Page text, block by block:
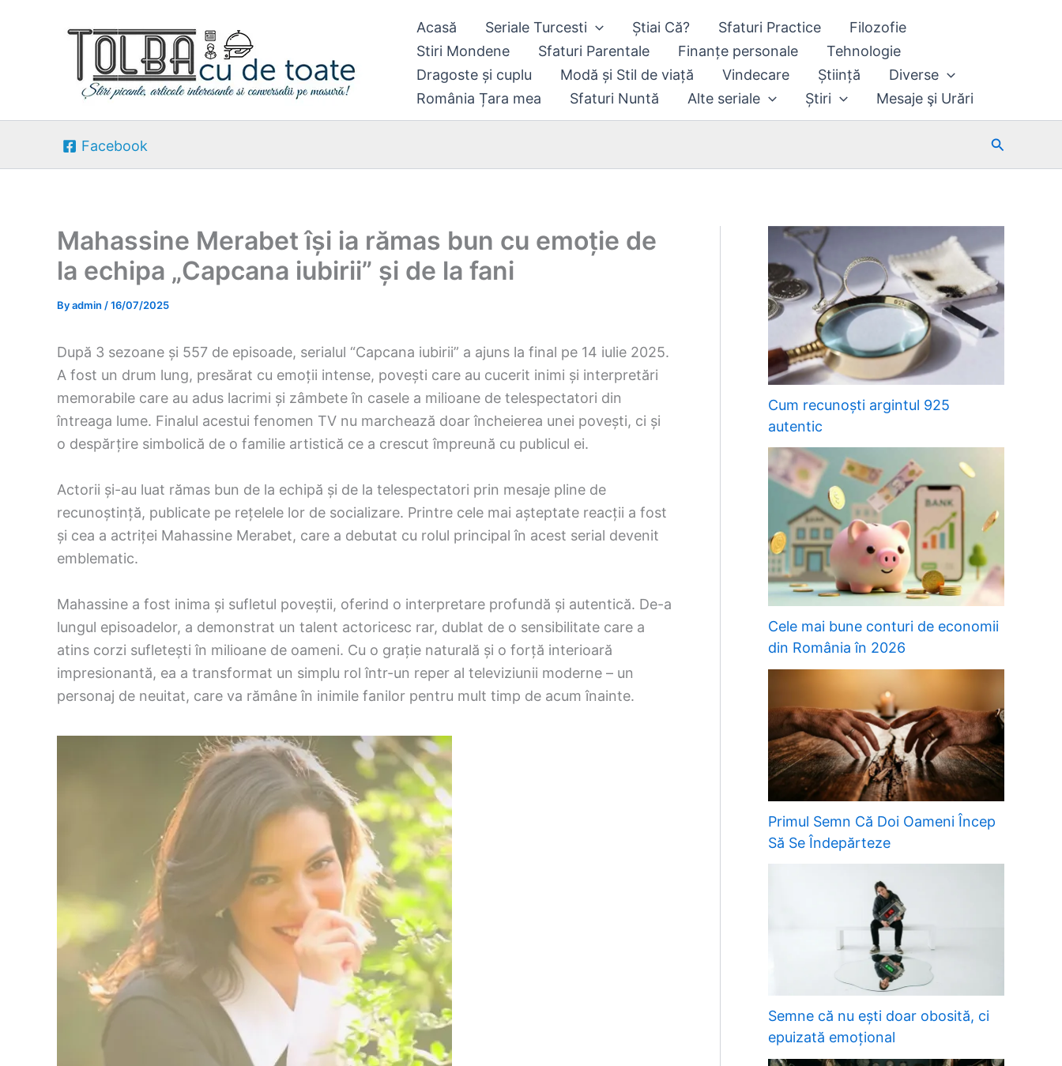
Acasă Seriale Turcesti Știai Că? Sfaturi Practice
Filozofie
Stiri Mondene
Sfaturi Parentale Finanțe personale
Tehnologie
Dragoste și cuplu
Modă și Stil de viață Vindecare Știință
Diverse
România Țara mea
Sfaturi Nuntă Alte seriale Știri Mesaje şi Urări
Facebook Search
Mahassine Merabet își ia rămas bun cu emoție de
la echipa „Capcana iubirii” și de la fani
Byadmin /16/07/2025
După 3 sezoane și 557 de episoade, serialul “Capcana iubirii” a ajuns la final pe 14 iulie 2025.
A fost un drum lung, presărat cu emoții intense, povești care au cucerit inimi și interpretări
memorabile care au adus lacrimi și zâmbete în casele a milioane de telespectatori din
întreaga lume. Finalul acestui fenomen TV nu marchează doar încheierea unei povești, ci și
o despărțire simbolică de o familie artistică ce a crescut împreună cu publicul ei.
Actorii și-au luat rămas bun de la echipă și de la telespectatori prin mesaje pline de
recunoștință, publicate pe rețelele lor de socializare. Printre cele mai așteptate reacții a fost
și cea a actriței Mahassine Merabet, care a debutat cu rolul principal în acest serial devenit
emblematic.
Mahassine a fost inima și sufletul poveștii, oferind o interpretare profundă și autentică. De-a
lungul episoadelor, a demonstrat un talent actoricesc rar, dublat de o sensibilitate care a
atins corzi sufletești în milioane de oameni. Cu o grație naturală și o forță interioară
impresionantă, ea a transformat un simplu rol într-un reper al televiziunii moderne – un
personaj de neuitat, care va rămâne în inimile fanilor pentru mult timp de acum înainte.
Cum recunoști argintul 925
autentic
Cele mai bune conturi de economii
din România în 2026
Primul Semn Că Doi Oameni Încep
Să Se Îndepărteze
Semne că nu ești doar obosită, ci
epuizată emoțional